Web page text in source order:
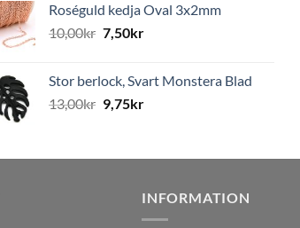
Roséguld kedja Oval 3x2mm
10,00kr 7,50kr
Stor berlock, Svart Monstera Blad
13,00kr 9,75kr
INFORMATION